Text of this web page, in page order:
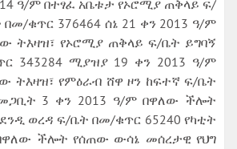
ዓ/ም በተፃፈ አቤቱታ የኦሮሚያ ጠቅላይ ፍ/
ቁጥር 376464 ሰኔ 21 ቀን 2013 ዓ/ም
ትእዛዝ፣ የኦሮሚያ ጠቅላይ ፍ/ቤት ይግባኝ
343284 ሚያዝያ 19 ቀን 2013 ዓ/ም
ትእዛዝ፣ የምዕራብ ሸዋ ዞን ከፍተኛ ፍ/ቤት
3 ቀን 2013 ዓ/ም በዋለው ችሎት
ወረዳ ፍ/ቤት በመ/ቁጥር 65240 የካቲት
ችሎት የሰጠው ውሳኔ መሰረታዊ የህግ